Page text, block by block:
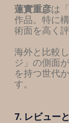
蓮實重彦は
作品。特に
術面を高く
海外と比較
ジ」の側面
を持つ世代
す。
7. レビュー